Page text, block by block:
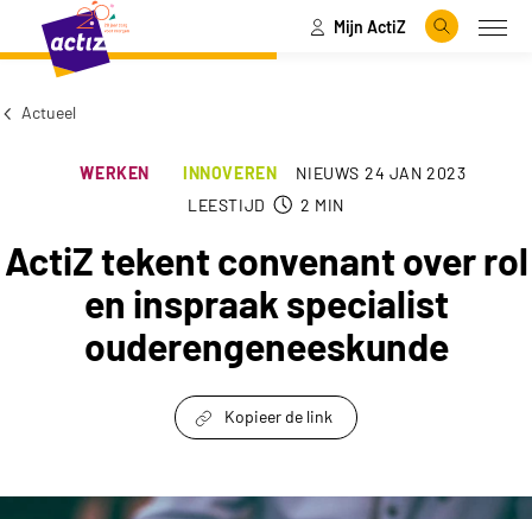
Naar hoofdinhoud
Naar menu Mijn ActiZ
Zoeken
Actueel
WERKEN INNOVEREN NIEUWS 24 JAN 2023
LEESTIJD
2 MIN
ActiZ tekent convenant over rol
en inspraak specialist
ouderengeneeskunde
Kopieer de link